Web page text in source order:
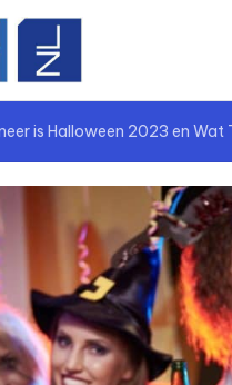
is Halloween 2023 en Wat